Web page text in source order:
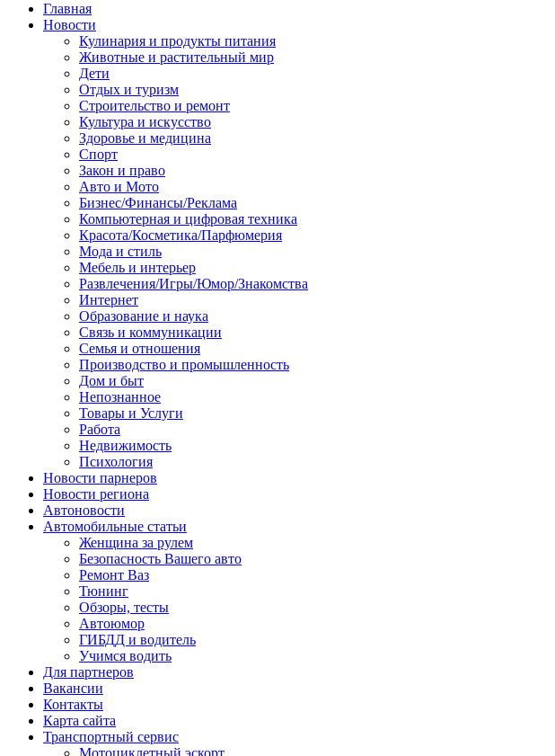
Главная
Новости
Кулинария и продукты питания
Животные и растительный мир
Дети
Отдых и туризм
Строительство и ремонт
Культура и искусство
Здоровье и медицина
Спорт
Закон и право
Авто и Мото
Бизнес/Финансы/Реклама
Компьютерная и цифровая техника
Красота/Косметика/Парфюмерия
Мода и стиль
Мебель и интерьер
Развлечения/Игры/Юмор/Знакомства
Интернет
Образование и наука
Связь и коммуникации
Семья и отношения
Производство и промышленность
Дом и быт
Непознанное
Товары и Услуги
Работа
Недвижимость
Психология
Новости парнеров
Новости региона
Автоновости
Автомобильные статьи
Женщина за рулем
Безопасность Вашего авто
Ремонт Ваз
Тюнинг
Обзоры, тесты
Автоюмор
ГИБДД и водитель
Учимся водить
Для партнеров
Вакансии
Контакты
Карта сайта
Транспортный сервис
Мотоциклетный эскорт